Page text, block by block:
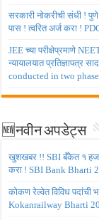
सरकारी नोकरीची संधी ! पुणे
पास ! त्वरित अर्ज करा !
JEE च्या परीक्षेप्रमाणे
न्यायालयात
conducted in two
🆕नवीन अपडेट्स
खुशखबर !! SBI बँकेत १
करा ! SBI Bank Bharti
कोकण रेल्वेत विविध पदांची
Kokanrailway Bharti